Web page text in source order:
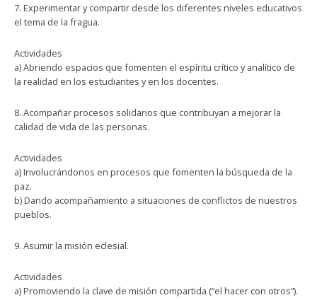
7. Experimentar y compartir desde los diferentes niveles educativos
el tema de la fragua.
Actividades
a) Abriendo espacios que fomenten el espíritu crítico y analítico de
la realidad en los estudiantes y en los docentes.
8. Acompañar procesos solidarios que contribuyan a mejorar la
calidad de vida de las personas.
Actividades
a) Involucrándonos en procesos que fomenten la búsqueda de la
paz.
b) Dando acompañamiento a situaciones de conflictos de nuestros
pueblos.
9. Asumir la misión eclesial.
Actividades
a) Promoviendo la clave de misión compartida (“el hacer con otros”).